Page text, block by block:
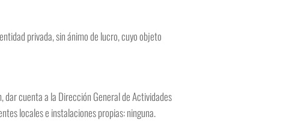
privada, sin ánimo de lucro, cuyo objeto
cuenta a la Dirección General de Actividades
locales e instalaciones propias: ninguna.